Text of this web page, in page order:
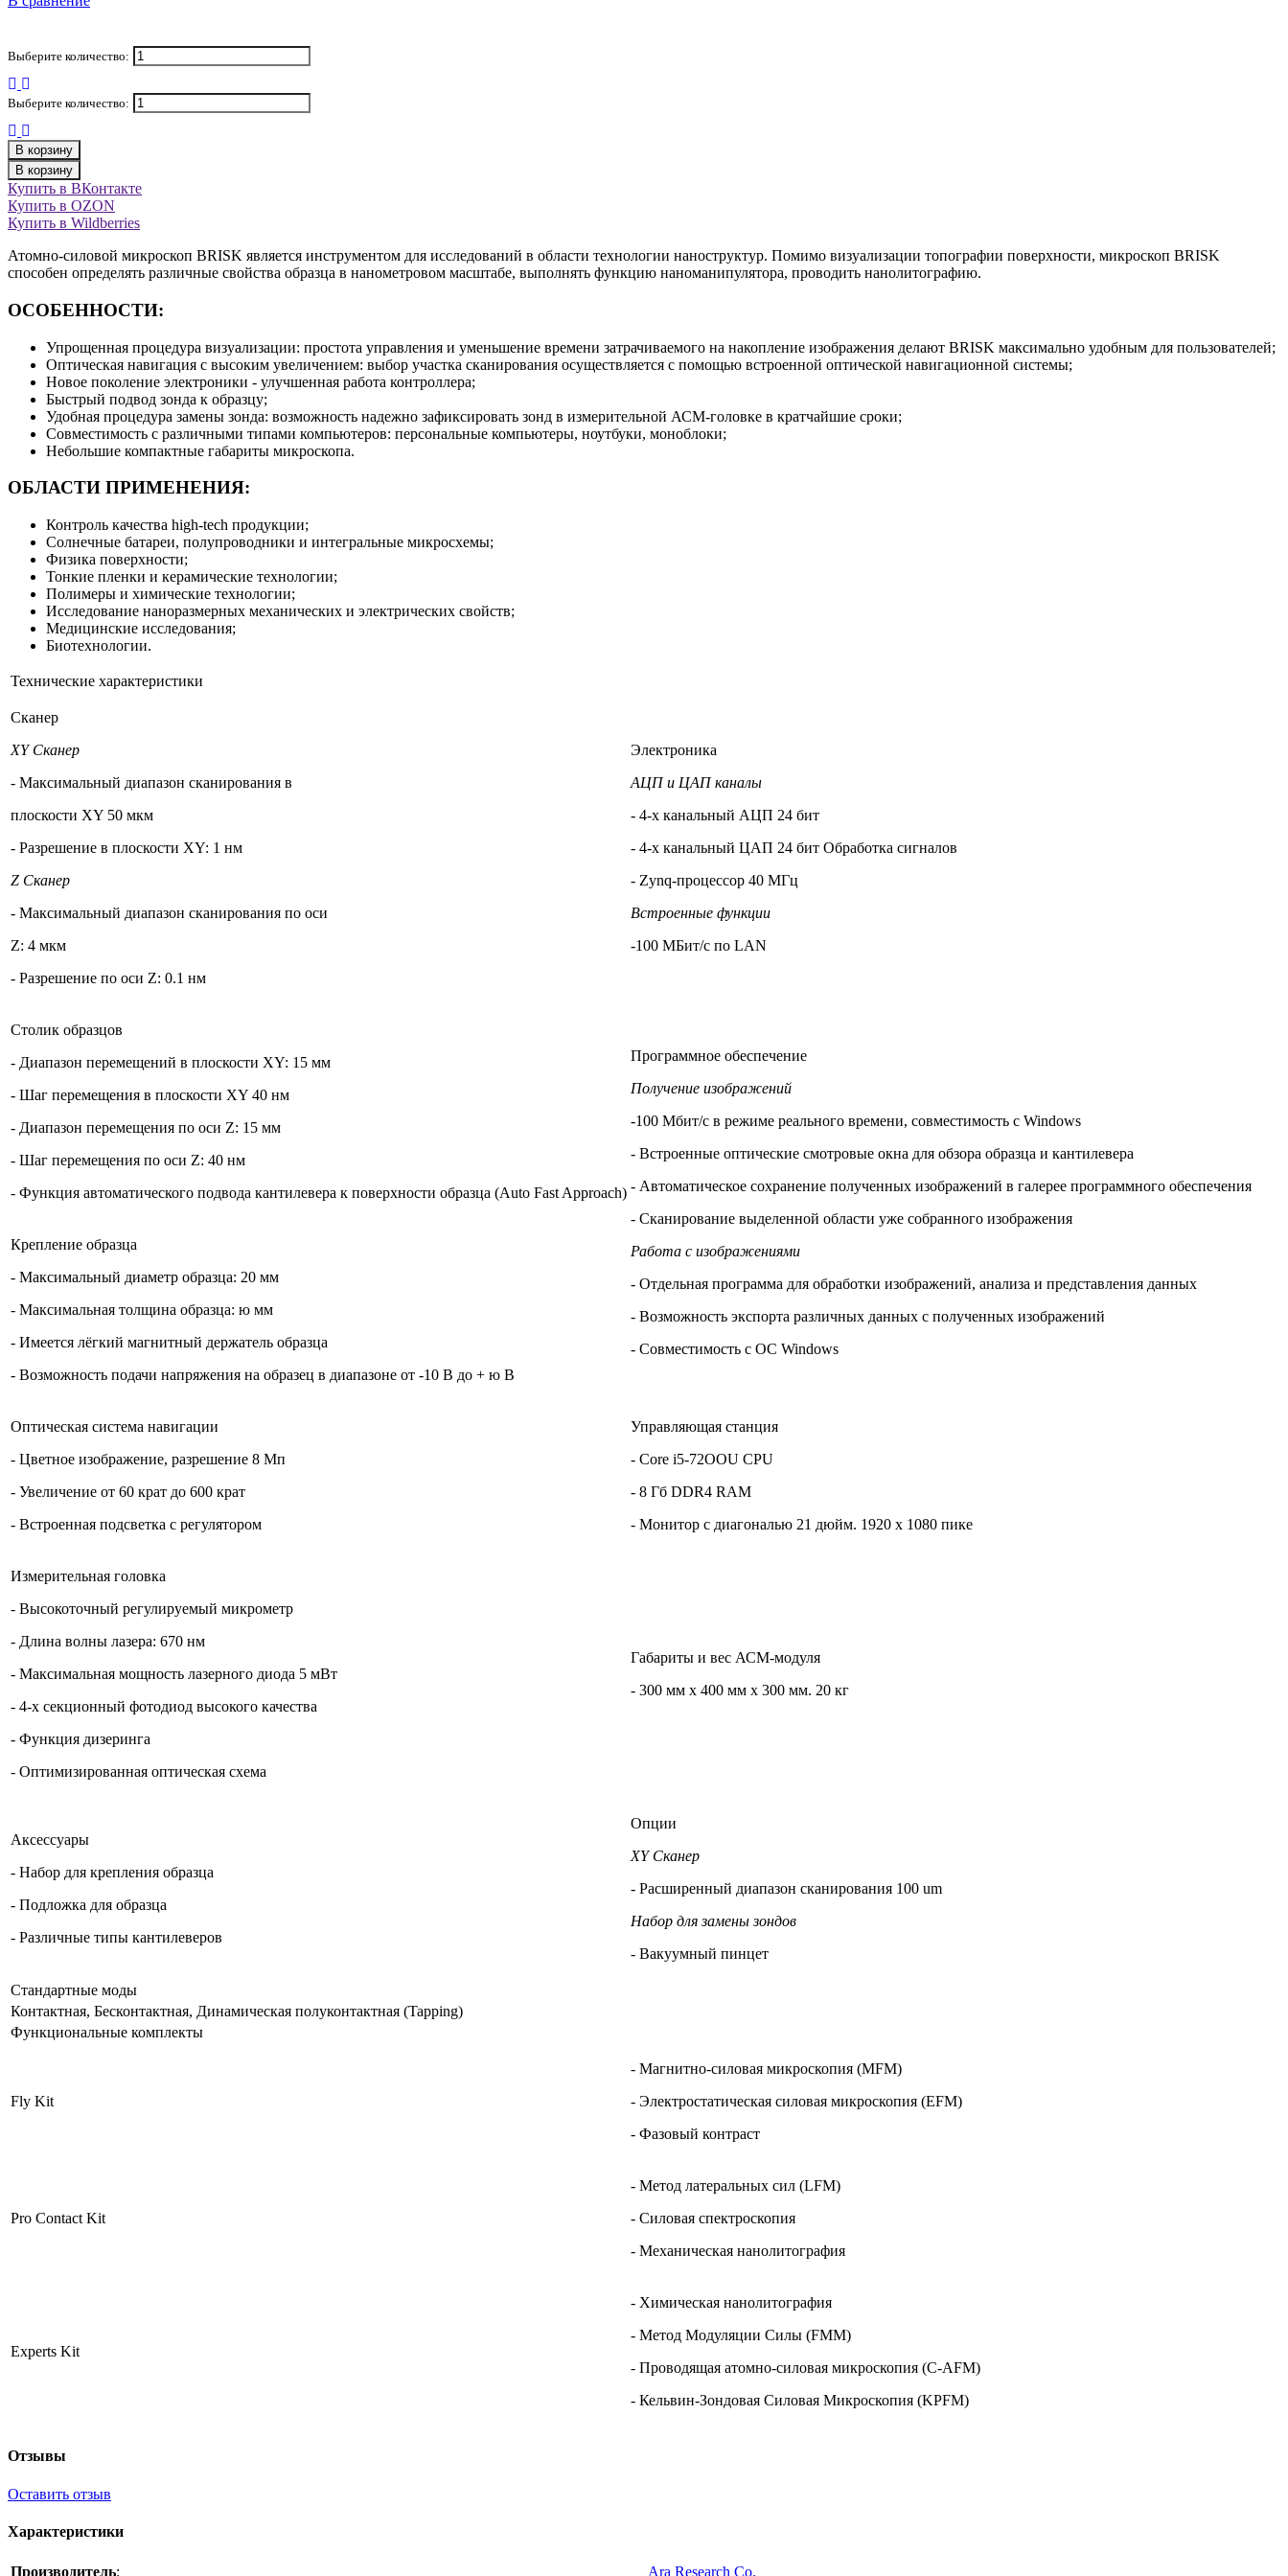
Выберите количество:
Выберите количество:
В корзину
В корзину
Купить в ВКонтакте
Купить в OZON
Купить в Wildberries
Атомно-силовой микроскоп BRISK является инструментом для исследований в области технологии наноструктур. Помимо визуализации топографии поверхности, микроскоп BRISK
способен определять различные свойства образца в нанометровом масштабе, выполнять функцию наноманипулятора, проводить нанолитографию.
ОСОБЕННОСТИ:
Упрощенная процедура визуализации: простота управления и уменьшение времени затрачиваемого на накопление изображения делают BRISK максимально удобным для пользователей;
Оптическая навигация с высоким увеличением: выбор участка сканирования осуществляется с помощью встроенной оптической навигационной системы;
Новое поколение электроники - улучшенная работа контроллера;
Быстрый подвод зонда к образцу;
Удобная процедура замены зонда: возможность надежно зафиксировать зонд в измерительной АСМ-головке в кратчайшие сроки;
Совместимость с различными типами компьютеров: персональные компьютеры, ноутбуки, моноблоки;
Небольшие компактные габариты микроскопа.
ОБЛАСТИ ПРИМЕНЕНИЯ:
Контроль качества high-tech продукции;
Солнечные батареи, полупроводники и интегральные микросхемы;
Физика поверхности;
Тонкие пленки и керамические технологии;
Полимеры и химические технологии;
Исследование наноразмерных механических и электрических свойств;
Медицинские исследования;
Биотехнологии.
Технические характеристики
Сканер
XY Сканер
- Максимальный диапазон сканирования в
плоскости XY 50 мкм
- Разрешение в плоскости XY: 1 нм
Z Сканер
- Максимальный диапазон сканирования по оси
Z: 4 мкм
- Разрешение по оси Z: 0.1 нм
Электроника
АЦП и ЦАП каналы
- 4-х канальный АЦП 24 бит
- 4-х канальный ЦАП 24 бит Обработка сигналов
- Zynq-процессор 40 МГц
Встроенные функции
-100 МБит/с по LAN
Столик образцов
- Диапазон перемещений в плоскости XY: 15 мм
- Шаг перемещения в плоскости XY 40 нм
- Диапазон перемещения по оси Z: 15 мм
- Шаг перемещения по оси Z: 40 нм
- Функция автоматического подвода кантилевера к поверхности образца (Auto Fast Approach)
Программное обеспечение
Получение изображений
-100 Мбит/с в режиме реального времени, совместимость с Windows
- Встроенные оптические смотровые окна для обзора образца и кантилевера
- Автоматическое сохранение полученных изображений в галерее программного обеспечения
- Сканирование выделенной области уже собранного изображения
Работа с изображениями
- Отдельная программа для обработки изображений, анализа и представления данных
- Возможность экспорта различных данных с полученных изображений
- Совместимость с ОС Windows
Крепление образца
- Максимальный диаметр образца: 20 мм
- Максимальная толщина образца: ю мм
- Имеется лёгкий магнитный держатель образца
- Возможность подачи напряжения на образец в диапазоне от -10 В до + ю В
Оптическая система навигации
- Цветное изображение, разрешение 8 Мп
- Увеличение от 60 крат до 600 крат
- Встроенная подсветка с регулятором
Управляющая станция
- Core i5-72OOU CPU
- 8 Гб DDR4 RAM
- Монитор с диагональю 21 дюйм. 1920 х 1080 пике
Измерительная головка
- Высокоточный регулируемый микрометр
- Длина волны лазера: 670 нм
- Максимальная мощность лазерного диода 5 мВт
- 4-х секционный фотодиод высокого качества
- Функция дизеринга
- Оптимизированная оптическая схема
Габариты и вес АСМ-модуля
- 300 мм х 400 мм х 300 мм. 20 кг
Аксессуары
- Набор для крепления образца
- Подложка для образца
- Различные типы кантилеверов
Опции
XY Сканер
- Расширенный диапазон сканирования 100 um
Набор для замены зондов
- Вакуумный пинцет
Стандартные моды
Контактная, Бесконтактная, Динамическая полуконтактная (Tapping)
Функциональные комплекты
Fly Kit
- Магнитно-силовая микроскопия (MFM)
- Электростатическая силовая микроскопия (EFM)
- Фазовый контраст
Pro Contact Kit
- Метод латеральных сил (LFM)
- Силовая спектроскопия
- Механическая нанолитография
Experts Kit
- Химическая нанолитография
- Метод Модуляции Силы (FMM)
- Проводящая атомно-силовая микроскопия (C-AFM)
- Кельвин-Зондовая Силовая Микроскопия (KPFM)
Отзывы
Оставить отзыв
Характеристики
Производитель: Ara Research Co.